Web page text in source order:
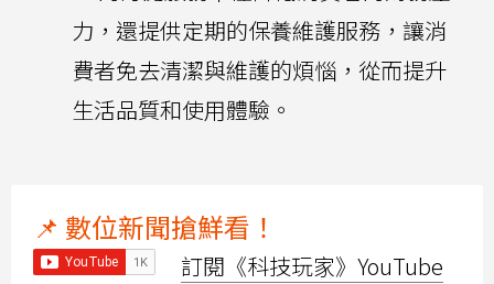
力，還提供定期的保養維護服務，讓消
費者免去清潔與維護的煩惱，從而提升
生活品質和使用體驗。
📌 數位新聞搶鮮看！
訂閱《科技玩家》YouTube